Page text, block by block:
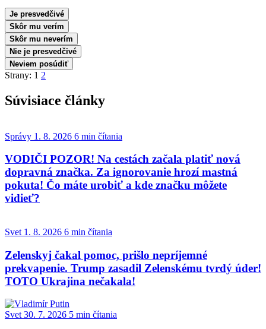
Je presvedčivé
Skôr mu verím
Skôr mu neverím
Nie je presvedčivé
Neviem posúdiť
Strany: 1 2
Súvisiace články
Správy 1. 8. 2026 6 min čítania
VODIČI POZOR! Na cestách začala platiť nová
dopravná značka. Za ignorovanie hrozí mastná
pokuta! Čo máte urobiť a kde značku môžete
vidieť?
Svet 1. 8. 2026 6 min čítania
Zelenskyj čakal pomoc, prišlo nepríjemné
prekvapenie. Trump zasadil Zelenskému tvrdý úder!
TOTO Ukrajina nečakala!
Svet 30. 7. 2026 5 min čítania